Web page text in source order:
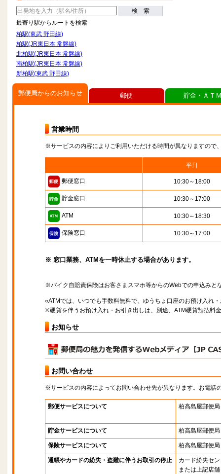
検 索
最寄り駅からルートを検索
柏駅(東武 野田線)
柏駅(JR東日本 常磐線)
北柏駅(JR東日本 常磐線)
南柏駅(JR東日本 常磐線)
新柏駅(東武 野田線)
郵便局からのお知らせ
営業時間
※サービスの内容によりご利用いただける時間が異なりますので
平日
郵便窓口 10:30～18:00
貯金窓口 10:30～17:00
ATM 10:30～18:30
保険窓口 10:30～17:00
※ 窓口業務、ATMを一時休止する場合があります。
※バイク自賠責保険はお客さまスマホ等からのWebでの申込みと
○ATMでは、いつでも手数料無料で、ゆうちょ口座のお預け入れ
※硬貨を伴うお預け入れ・お引き出しは、別途、ATM硬貨預払料
お知らせ
お問い合わせ
※サービスの内容によってお問い合わせ先が異なります。お電話
郵便サービスについて 柏高島屋郵便局
貯金サービスについて 柏高島屋郵便局
保険サービスについて 柏高島屋郵便局
通帳やカードの紛失・盗難に伴うお取引の停止
カード紛失セ
または上記店舗
郵便 貯金・ＡＴ